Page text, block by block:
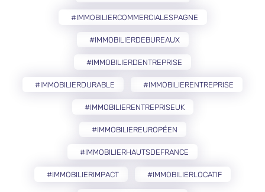
#IMMOBILIERCOMMERCIALESPAGNE
#IMMOBILIERDEBUREAUX
#IMMOBILIERDENTREPRISE
#IMMOBILIERDURABLE #IMMOBILIERENTREPRISE
#IMMOBILIERENTREPRISEUK
#IMMOBILIEREUROPÉEN
#IMMOBILIERHAUTSDEFRANCE
#IMMOBILIERIMPACT #IMMOBILIERLOCATIF